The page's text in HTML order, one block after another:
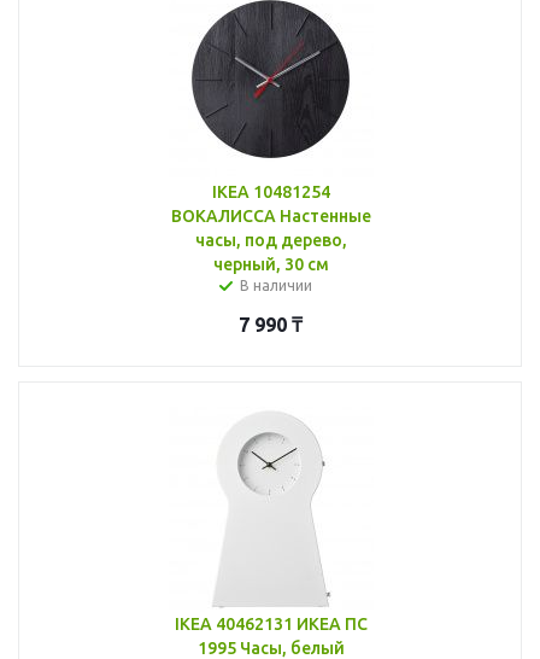
IKEA 10481254
ВОКАЛИССА Настенные
часы, под дерево,
черный, 30 см
В наличии
7 990 ₸
IKEA 40462131 ИКЕА ПС
1995 Часы, белый